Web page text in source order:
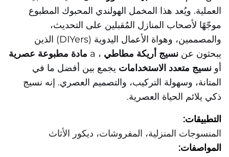
العملية. ويُعد هذا المخمل الهولندي المحبوك المطبوع
موجّهًا لأصحاب المنازل المُقبلين على التحديث،
والمصممين، وهواة الأعمال اليدوية (DIYers) الذين
يبحثون عن نسيج أريكة مطاطي ، a
مادة مطبوعة عصرية
أو نسيج متعدد الاستخدامات يجمع بين أفضل ما في
المتانة، وسهولة التركيب، والتصميم العصري. إنه نسيج
ذكي يلائم الحياة العصرية.
التطبيقات:
المنسوجات المنزلية، المفروشات، ديكور الأثاث
المواصفات: